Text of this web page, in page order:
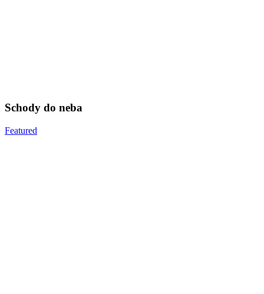
do
Featured
Schody do neba